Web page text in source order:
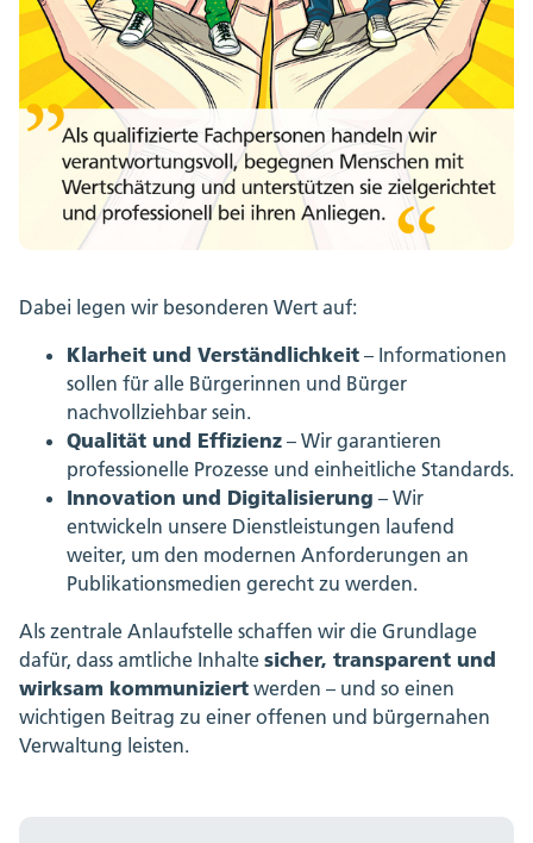
Dabei legen wir besonderen Wert auf:
Klarheit und Verständlichkeit – Informationen
sollen für alle Bürgerinnen und Bürger
nachvollziehbar sein.
Qualität und Effizienz – Wir garantieren
professionelle Prozesse und einheitliche Standards.
Innovation und Digitalisierung – Wir
entwickeln unsere Dienstleistungen laufend
weiter, um den modernen Anforderungen an
Publikationsmedien gerecht zu werden.
Als zentrale Anlaufstelle schaffen wir die Grundlage
dafür, dass amtliche Inhalte sicher, transparent und
wirksam kommuniziert werden – und so einen
wichtigen Beitrag zu einer offenen und bürgernahen
Verwaltung leisten.